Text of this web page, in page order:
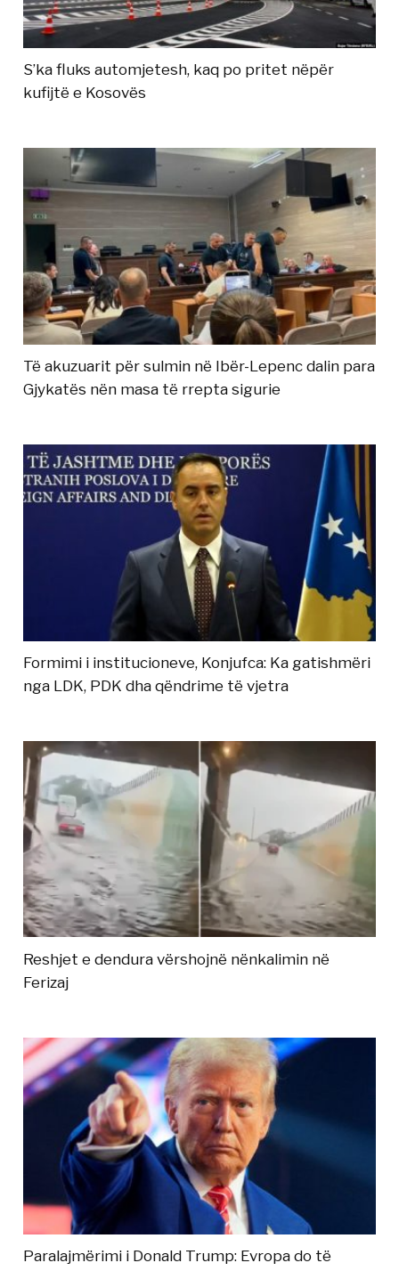
S’ka fluks automjetesh, kaq po pritet nëpër
kufijtë e Kosovës
Të akuzuarit për sulmin në Ibër-Lepenc dalin para
Gjykatës nën masa të rrepta sigurie
Formimi i institucioneve, Konjufca: Ka gatishmëri
nga LDK, PDK dha qëndrime të vjetra
Reshjet e dendura vërshojnë nënkalimin në
Ferizaj
Paralajmërimi i Donald Trump: Evropa do të